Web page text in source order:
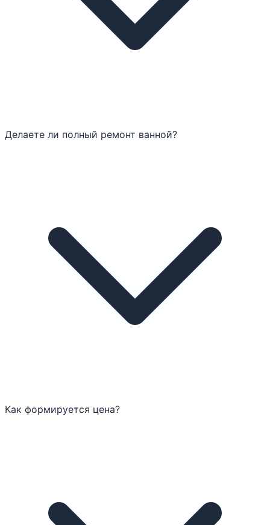
Делаете ли полный ремонт ванной?
Как формируется цена?